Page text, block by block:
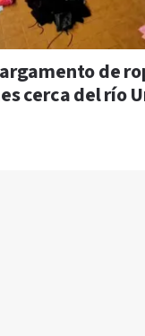
de
cerca del río